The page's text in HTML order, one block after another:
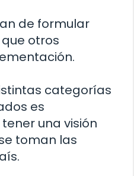
de formular
otros
categorías
es
una visión
toman las